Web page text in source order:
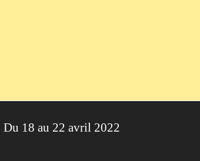
Du 18 au 22 avril 2022